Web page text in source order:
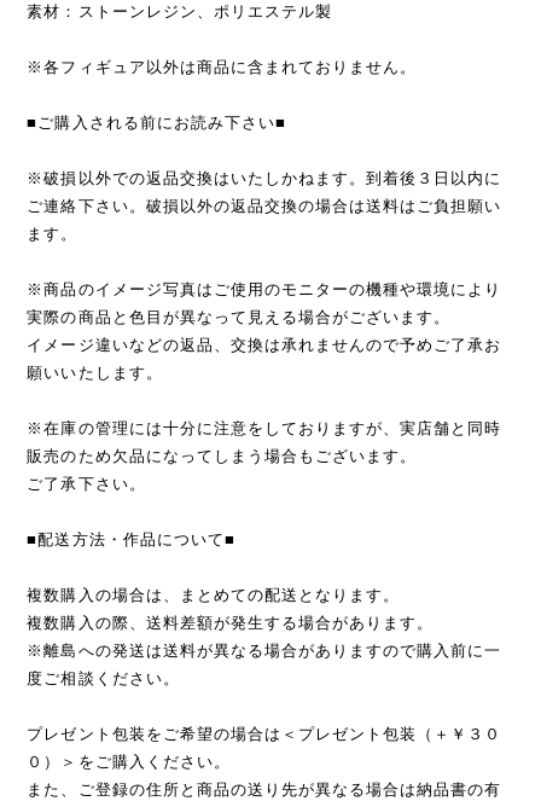
素材：ストーンレジン、ポリエステル製
※各フィギュア以外は商品に含まれておりません。
■ご購入される前にお読み下さい■
※破損以外での返品交換はいたしかねます。到着後３日以内に
ご連絡下さい。破損以外の返品交換の場合は送料はご負担願い
ます。
※商品のイメージ写真はご使用のモニターの機種や環境により
実際の商品と色目が異なって見える場合がございます。
イメージ違いなどの返品、交換は承れませんので予めご了承お
願いいたします。
※在庫の管理には十分に注意をしておりますが、実店舗と同時
販売のため欠品になってしまう場合もございます。
ご了承下さい。
■配送方法・作品について■
複数購入の場合は、まとめての配送となります。
複数購入の際、送料差額が発生する場合があります。
※離島への発送は送料が異なる場合がありますので購入前に一
度ご相談ください。
プレゼント包装をご希望の場合は＜プレゼント包装（＋￥３０
０）＞をご購入ください。
また、ご登録の住所と商品の送り先が異なる場合は納品書の有